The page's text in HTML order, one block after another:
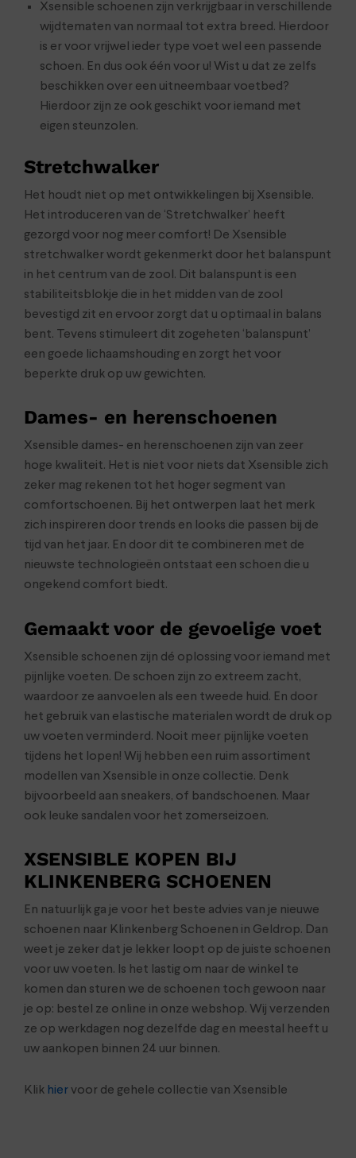
Xsensible schoenen zijn verkrijgbaar in verschillende
wijdtematen van normaal tot extra breed. Hierdoor
is er voor vrijwel ieder type voet wel een passende
schoen. En dus ook één voor u! Wist u dat ze zelfs
beschikken over een uitneembaar voetbed?
Hierdoor zijn ze ook geschikt voor iemand met
eigen steunzolen.
Stretchwalker
Het houdt niet op met ontwikkelingen bij Xsensible.
Het introduceren van de ‘Stretchwalker’ heeft
gezorgd voor nog meer comfort! De Xsensible
stretchwalker wordt gekenmerkt door het balanspunt
in het centrum van de zool. Dit balanspunt is een
stabiliteitsblokje die in het midden van de zool
bevestigd zit en ervoor zorgt dat u optimaal in balans
bent. Tevens stimuleert dit zogeheten ‘balanspunt’
een goede lichaamshouding en zorgt het voor
beperkte druk op uw gewichten.
Dames- en herenschoenen
Xsensible dames- en herenschoenen zijn van zeer
hoge kwaliteit. Het is niet voor niets dat Xsensible zich
zeker mag rekenen tot het hoger segment van
comfortschoenen. Bij het ontwerpen laat het merk
zich inspireren door trends en looks die passen bij de
tijd van het jaar. En door dit te combineren met de
nieuwste technologieën ontstaat een schoen die u
ongekend comfort biedt.
Gemaakt voor de gevoelige voet
Xsensible schoenen zijn dé oplossing voor iemand met
pijnlijke voeten. De schoen zijn zo extreem zacht,
waardoor ze aanvoelen als een tweede huid. En door
het gebruik van elastische materialen wordt de druk op
uw voeten verminderd. Nooit meer pijnlijke voeten
tijdens het lopen! Wij hebben een ruim assortiment
modellen van Xsensible in onze collectie. Denk
bijvoorbeeld aan sneakers, of bandschoenen. Maar
ook leuke sandalen voor het zomerseizoen.
XSENSIBLE KOPEN BIJ
KLINKENBERG SCHOENEN
En natuurlijk ga je voor het beste advies van je nieuwe
schoenen naar Klinkenberg Schoenen in Geldrop. Dan
weet je zeker dat je lekker loopt op de juiste schoenen
voor uw voeten. Is het lastig om naar de winkel te
komen dan sturen we de schoenen toch gewoon naar
je op: bestel ze online in onze webshop. Wij verzenden
ze op werkdagen nog dezelfde dag en meestal heeft u
uw aankopen binnen 24 uur binnen.
Klik hiervoor de gehele collectie van Xsensible